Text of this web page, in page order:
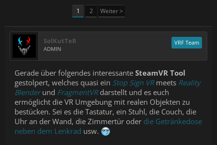
1 2 Weiter >
SolKutTeR
ADMIN
VRF Team
Gerade über folgendes interessante SteamVR Tool
gestolpert, welches quasi ein Stop Sign VRmeets Reality
Blenderund FragmentVRdarstellt und es euch
ermöglicht die VR Umgebung mit realen Objekten zu
bestücken. Sei es die Tastatur, ein Stuhl, die Couch, die
Uhr an der Wand, die Zimmertür oder die Getränkedose
neben dem Lenkrad usw.